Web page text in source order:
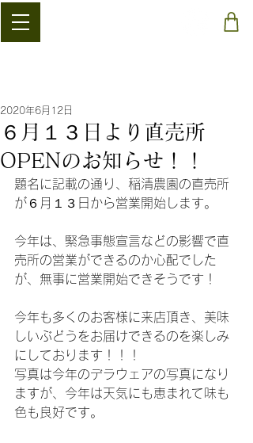
６月１３日より直売所
OPENのお知らせ！！
2020年6月12日
題名に記載の通り、稲清農園の直売所
が６月１３日から営業開始します。
今年は、緊急事態宣言などの影響で直
売所の営業ができるのか心配でした
が、無事に営業開始できそうです！
今年も多くのお客様に来店頂き、美味
しいぶどうをお届けできるのを楽しみ
にしております！！！
写真は今年のデラウェアの写真になり
ますが、今年は天気にも恵まれて味も
色も良好です。